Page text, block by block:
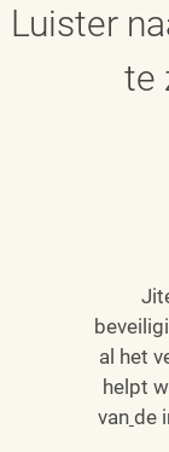
Luister
te
al het
helpt
van de